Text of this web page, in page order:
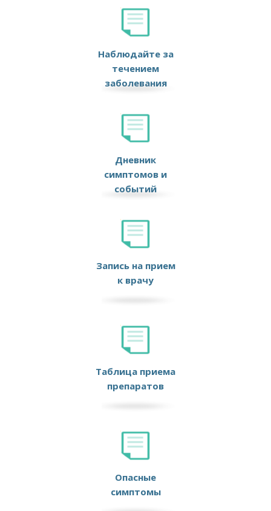
Наблюдайте за
течением
заболевания
Дневник
симптомов и
событий
Запись на прием
к врачу
Таблица приема
препаратов
Опасные
симптомы